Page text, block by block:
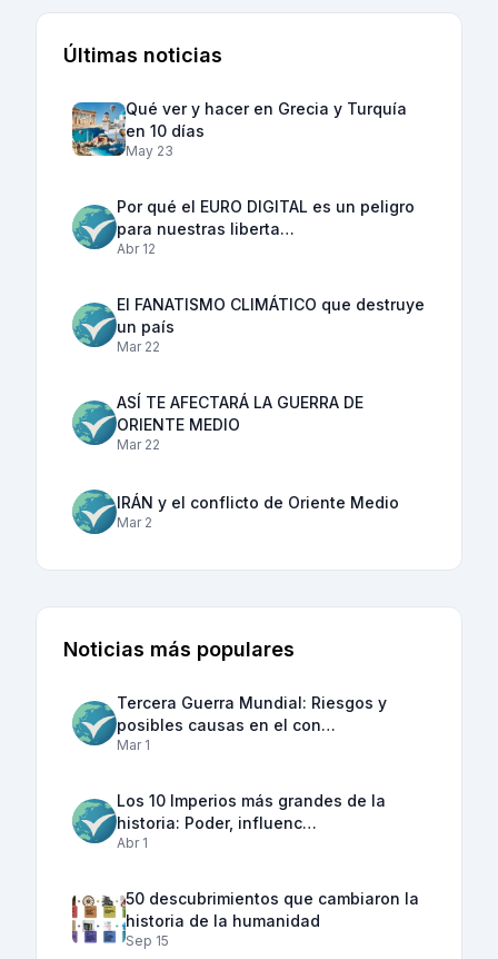
Últimas noticias
Qué ver y hacer en Grecia y Turquía
en 10 días
May 23
Por qué el EURO DIGITAL es un peligro
para nuestras liberta…
Abr 12
El FANATISMO CLIMÁTICO que destruye
un país
Mar 22
ASÍ TE AFECTARÁ LA GUERRA DE
ORIENTE MEDIO
Mar 22
IRÁN y el conflicto de Oriente Medio
Mar 2
Noticias más populares
Tercera Guerra Mundial: Riesgos y
posibles causas en el con…
Mar 1
Los 10 Imperios más grandes de la
historia: Poder, influenc…
Abr 1
50 descubrimientos que cambiaron la
historia de la humanidad
Sep 15